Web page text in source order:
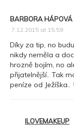
BARBORA HÁPOVÁ
7.12.2015 at 15.59
Díky za tip, no
nikdy neměla a
hrozně bojím, no
přijatelnější.. Tak
peníze od Ježíška..
ILOVEMAKEUP